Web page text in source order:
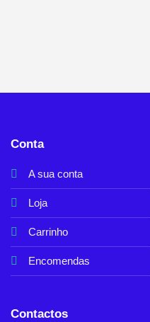
Conta
A sua conta
Loja
Carrinho
Encomendas
Contactos